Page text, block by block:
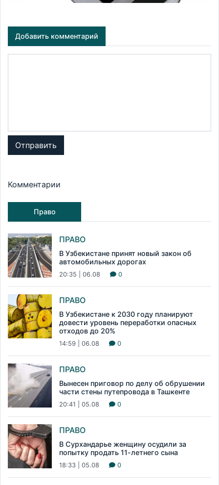
Добавить комментарий
Отправить
Комментарии
Право
ПРАВО
В Узбекистане принят новый закон об
автомобильных дорогах
20:35 | 06.08 0
ПРАВО
В Узбекистане к 2030 году планируют
довести уровень переработки опасных
отходов до 20%
14:59 | 06.08 0
ПРАВО
Вынесен приговор по делу об обрушении
части стены путепровода в Ташкенте
20:41 | 05.08 0
ПРАВО
В Сурхандарье женщину осудили за
попытку продать 11-летнего сына
18:33 | 05.08 0